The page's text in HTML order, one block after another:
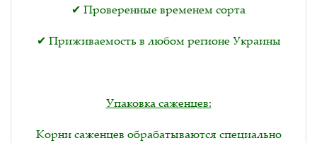
✔ Проверенные временем сорта
✔ Приживаемость в любом регионе Украины
Упаковка саженцев:
Корни саженцев обрабатываются специально